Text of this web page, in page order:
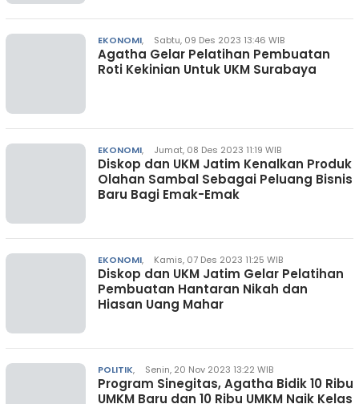
EKONOMI, Sabtu, 09 Des 2023 13:46 WIB
Agatha Gelar Pelatihan Pembuatan
Roti Kekinian Untuk UKM Surabaya
EKONOMI, Jumat, 08 Des 2023 11:19 WIB
Diskop dan UKM Jatim Kenalkan Produk
Olahan Sambal Sebagai Peluang Bisnis
Baru Bagi Emak-Emak
EKONOMI, Kamis, 07 Des 2023 11:25 WIB
Diskop dan UKM Jatim Gelar Pelatihan
Pembuatan Hantaran Nikah dan
Hiasan Uang Mahar
POLITIK, Senin, 20 Nov 2023 13:22 WIB
Program Sinegitas, Agatha Bidik 10 Ribu
UMKM Baru dan 10 Ribu UMKM Naik Kelas